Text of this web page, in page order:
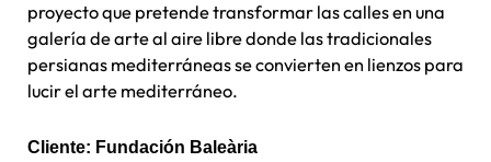
proyecto que pretende transformar las calles en una
galería de arte al aire libre donde las tradicionales
persianas mediterráneas se convierten en lienzos para
lucir el arte mediterráneo.
Cliente: Fundación Baleària